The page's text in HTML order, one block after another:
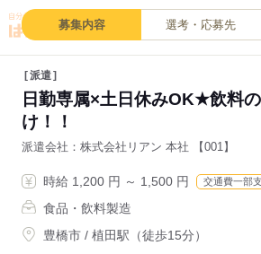
募集内容 選考・応募先
派遣
日勤専属×土日休みOK★飲料
け！！
派遣会社 株式会社リアン 本社 【001】
時給 1,200 円 ～ 1,500 円 交通費一部
食品・飲料製造
豊橋市 / 植田駅（徒歩15分）